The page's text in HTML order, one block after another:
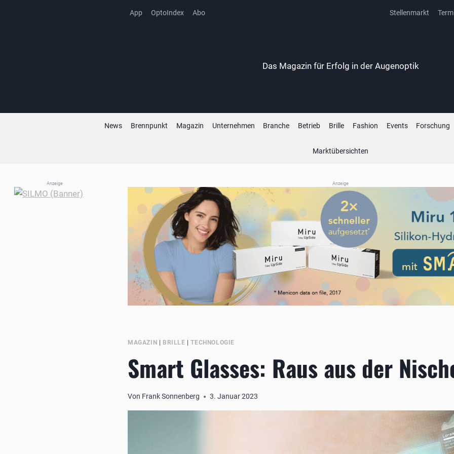
App OptoIndex Abo Stellenmarkt
Das Magazin für Erfolg in der Augenoptik
News Brennpunkt Magazin Unternehmen Branche Betrieb Brille Fashion Events Forschung
Marktübersichten
Anzeige Anzeige
MAGAZIN | BRILLE |TECHNOLOGIE
Smart Glasses: Raus aus der
Von Frank Sonnenberg 3. Januar 2023